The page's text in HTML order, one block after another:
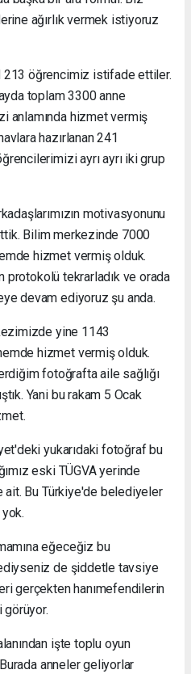
ağırlık vermek istiyoruz
213 öğrencimiz istifade ettiler.
toplam 3300 anne
anlamında hizmet vermiş
hazırlanan 241
ayrı ayrı iki grup
motivasyonunu
Bilim merkezinde 7000
hizmet vermiş olduk.
protokolü tekrarladık ve orada
devam ediyoruz şu anda.
yine 1143
hizmet vermiş olduk.
fotoğrafta aile sağlığı
Yani bu rakam 5 Ocak
yukarıdaki fotoğraf bu
eski TÜGVA yerinde
ait. Bu Türkiye'de belediyeler
eğeceğiz bu
de şiddetle tavsiye
gerçekten hanımefendilerin
görüyor.
işte toplu oyun
anneler geliyorlar